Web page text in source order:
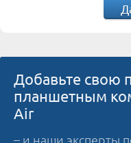
Добавьте свою
планшетным
Air
– и наши эксперты